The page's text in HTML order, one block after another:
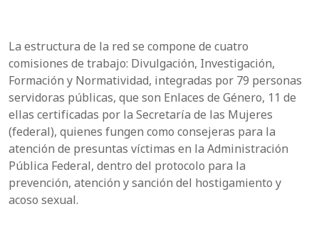
La estructura de la red se compone de cuatro
comisiones de trabajo: Divulgación, Investigación,
Formación y Normatividad, integradas por 79 personas
servidoras públicas, que son Enlaces de Género, 11 de
ellas certificadas por la Secretaría de las Mujeres
(federal), quienes fungen como consejeras para la
atención de presuntas víctimas en la Administración
Pública Federal, dentro del protocolo para la
prevención, atención y sanción del hostigamiento y
acoso sexual.